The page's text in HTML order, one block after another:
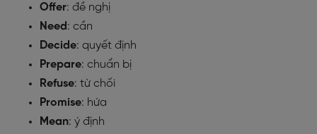
Offer: đề nghị
Need: cần
Decide: quyết định
Prepare: chuẩn bị
Refuse: từ chối
Promise: hứa
Mean: ý định